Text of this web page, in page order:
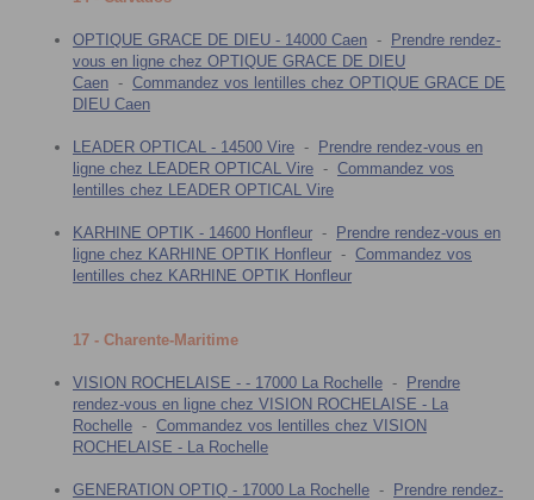
OPTIQUE GRACE DE DIEU - 14000 Caen -
Prendre rendez-
vous en ligne chez OPTIQUE GRACE DE DIEU
Caen - Commandez vos lentilles chez OPTIQUE GRACE DE
DIEU Caen
LEADER OPTICAL - 14500 Vire -
Prendre rendez-vous en
ligne chez LEADER OPTICAL Vire - Commandez vos
lentilles chez LEADER OPTICAL Vire
KARHINE OPTIK - 14600 Honfleur -
Prendre rendez-vous en
ligne chez KARHINE OPTIK Honfleur - Commandez vos
lentilles chez KARHINE OPTIK Honfleur
17 - Charente-Maritime
VISION ROCHELAISE - - 17000 La Rochelle -
Prendre
rendez-vous en ligne chez VISION ROCHELAISE - La
Rochelle - Commandez vos lentilles chez VISION
ROCHELAISE - La Rochelle
GENERATION OPTIQ - 17000 La Rochelle -
Prendre rendez-